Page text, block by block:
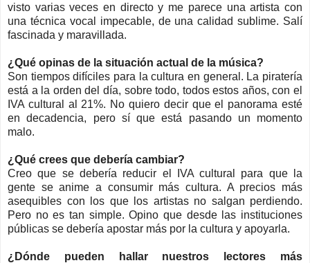
visto varias veces en directo y me parece una artista con
una técnica vocal impecable, de una calidad sublime. Salí
fascinada y maravillada.
¿Qué opinas de la situación actual de la música?
Son tiempos difíciles para la cultura en general. La piratería
está a la orden del día, sobre todo, todos estos años, con el
IVA cultural al 21%. No quiero decir que el panorama esté
en decadencia, pero sí que está pasando un momento
malo.
¿Qué crees que debería cambiar?
Creo que se debería reducir el IVA cultural para que la
gente se anime a consumir más cultura. A precios más
asequibles con los que los artistas no salgan perdiendo.
Pero no es tan simple. Opino que desde las instituciones
públicas se debería apostar más por la cultura y apoyarla.
¿Dónde pueden hallar nuestros lectores más